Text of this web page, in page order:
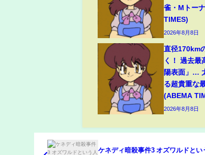
雀・Mトー
TIMES)
2026年8月8日
直径170km
く！ 過去最
陽表面」…
る超貴重な
(ABEMA
2026年8月8日
ケネディ暗殺事件3 オズワルドと